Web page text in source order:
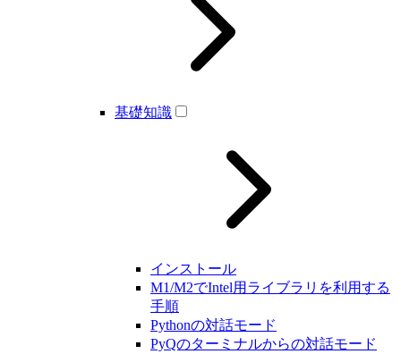
基礎知識
インストール
M1/M2でIntel用ライブラリを利用する
手順
Pythonの対話モード
PyQのターミナルからの対話モード